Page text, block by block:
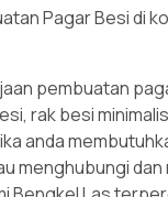
Pagar Besi di
pembuatan
rak besi
anda
menghubungi